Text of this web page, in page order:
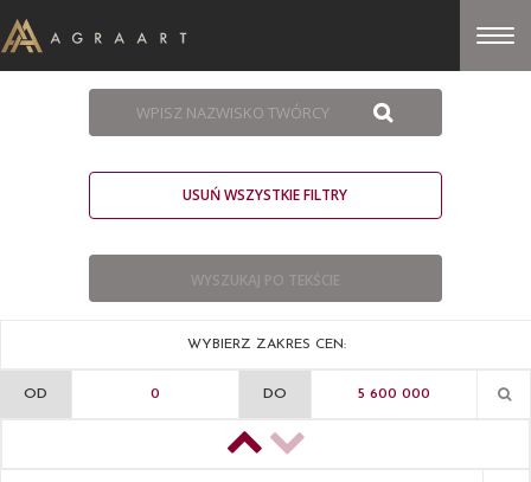
USUŃ WSZYSTKIE FILTRY
WYBIERZ ZAKRES CEN:
OD DO